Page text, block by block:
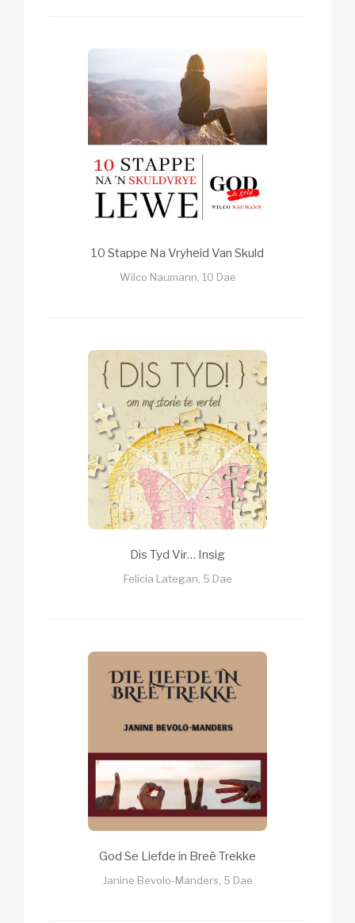
10 Stappe Na Vryheid Van Skuld
Wilco Naumann, 10 Dae
Dis Tyd Vir… Insig
Felicia Lategan, 5 Dae
God Se Liefde in Breë Trekke
Janine Bevolo-Manders, 5 Dae